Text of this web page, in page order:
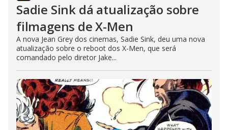
Sadie Sink dá atualização sobre
filmagens de X-Men
A nova Jean Grey dos cinemas, Sadie Sink, deu uma nova
atualização sobre o reboot dos X-Men, que será
comandado pelo diretor Jake...